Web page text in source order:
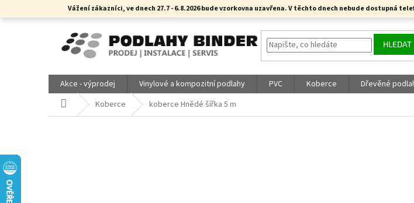
na
Vážení zákazníci, ve dnech 27.7 - 6.8.2026 bude vzorkovna uzavřena. V těchto dnech nebude dostupná
HLEDAT
Akce - výprodej Vinylové a kompozitní podlahy PVC Koberce Dřevěné
Domů Koberce koberce Hnědé šířka 5 m